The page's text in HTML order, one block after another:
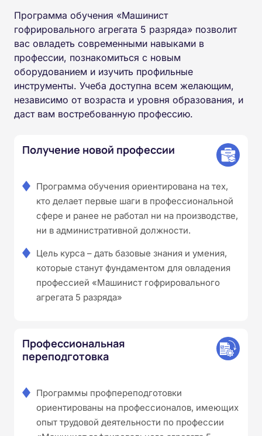
Программа обучения «Машинист
гофрировального агрегата 5 разряда» позволит
вас овладеть современными навыками в
профессии, познакомиться с новым
оборудованием и изучить профильные
инструменты. Учеба доступна всем желающим,
независимо от возраста и уровня образования, и
даст вам востребованную профессию.
Получение новой профессии
Программа обучения ориентирована на тех,
кто делает первые шаги в профессиональной
сфере и ранее не работал ни на производстве,
ни в административной должности.
Цель курса – дать базовые знания и умения,
которые станут фундаментом для овладения
профессией «Машинист гофрировального
агрегата 5 разряда»
Профессиональная
переподготовка
Программы профпереподготовки
ориентированы на профессионалов, имеющих
опыт трудовой деятельности по профессии